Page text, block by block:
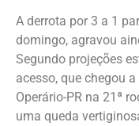
A derrota por 3 a 1
domingo, agravou
Segundo projeções
acesso, que chegou
Operário-PR na 21ª
uma queda